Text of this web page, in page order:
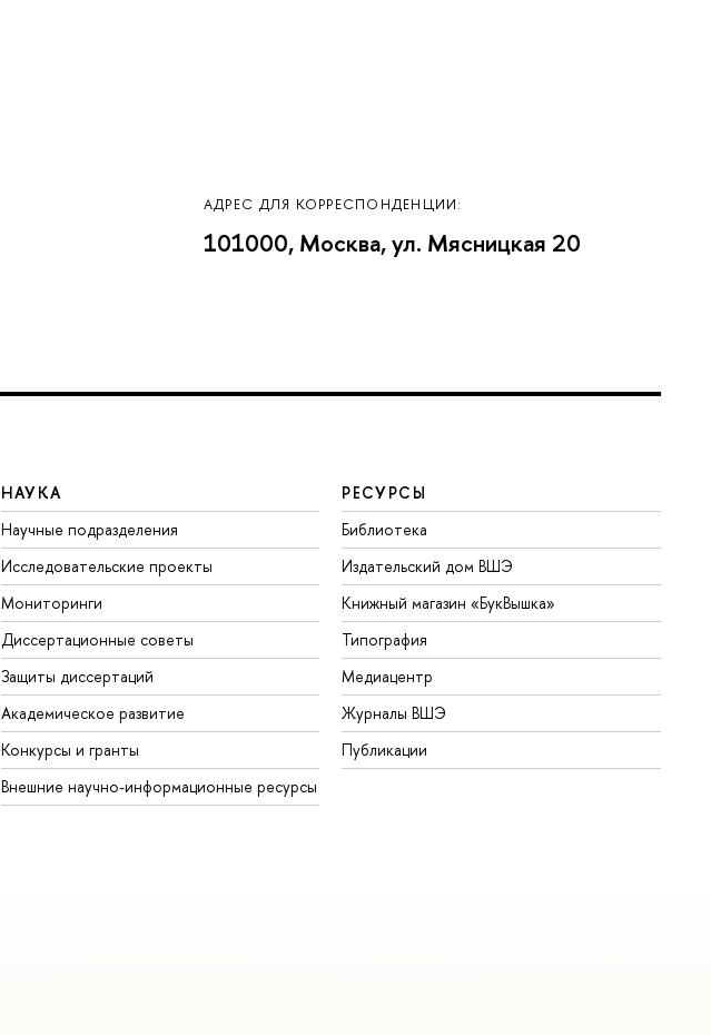
АДРЕС ДЛЯ КОРРЕСПОНДЕНЦИИ:
101000, Москва, ул. Мясницкая 20
НАУКА
Научные подразделения
Исследовательские проекты
Мониторинги
Диссертационные советы
Защиты диссертаций
Академическое развитие
Конкурсы и гранты
Внешние научно-информационные ресурсы
РЕСУРСЫ
Библиотека
Издательский дом ВШЭ
Книжный магазин «БукВышка»
Типография
Медиацентр
Журналы ВШЭ
Публикации